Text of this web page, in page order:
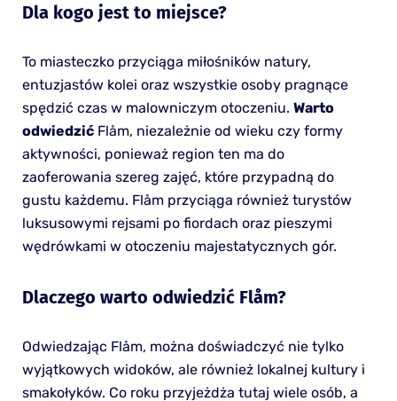
Dla kogo jest to miejsce?
To miasteczko przyciąga miłośników natury,
entuzjastów kolei oraz wszystkie osoby pragnące
spędzić czas w malowniczym otoczeniu. Warto
odwiedzićFlåm, niezależnie od wieku czy formy
aktywności, ponieważ region ten ma do
zaoferowania szereg zajęć, które przypadną do
gustu każdemu. Flåm przyciąga również turystów
luksusowymi rejsami po fiordach oraz pieszymi
wędrówkami w otoczeniu majestatycznych gór.
Dlaczego warto odwiedzić Flåm?
Odwiedzając Flåm, można doświadczyć nie tylko
wyjątkowych widoków, ale również lokalnej kultury i
smakołyków. Co roku przyjeżdża tutaj wiele osób, a